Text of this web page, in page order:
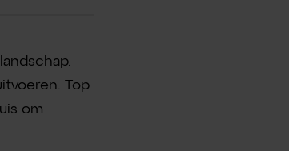
Top
om